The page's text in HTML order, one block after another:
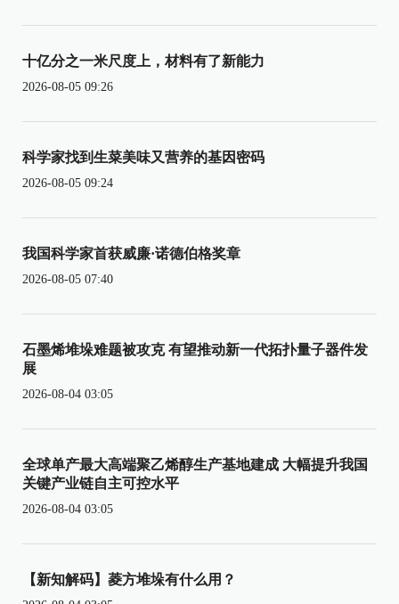
十亿分之一米尺度上，材料有了新能力
2026-08-05 09:26
科学家找到生菜美味又营养的基因密码
2026-08-05 09:24
我国科学家首获威廉·诺德伯格奖章
2026-08-05 07:40
石墨烯堆垛难题被攻克 有望推动新一代拓扑量子器件发
展
2026-08-04 03:05
全球单产最大高端聚乙烯醇生产基地建成 大幅提升我国
关键产业链自主可控水平
2026-08-04 03:05
【新知解码】菱方堆垛有什么用？